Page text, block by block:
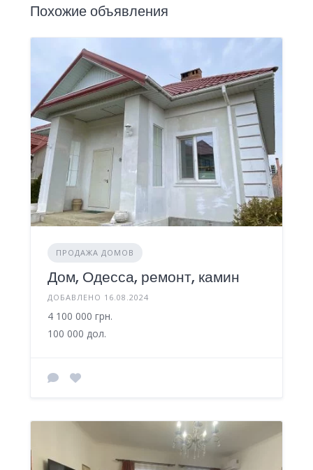
Похожие объявления
ПРОДАЖА ДОМОВ
Дом, Одесса, ремонт, камин
ДОБАВЛЕНО 16.08.2024
4 100 000 грн.
100 000 дол.